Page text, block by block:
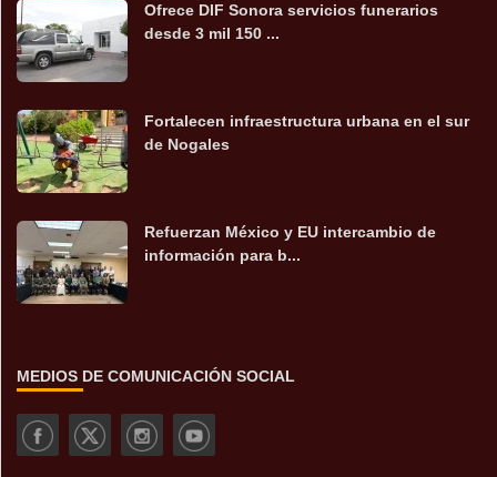
Ofrece DIF Sonora servicios funerarios
desde 3 mil 150 ...
Fortalecen infraestructura urbana en el sur
de Nogales
Refuerzan México y EU intercambio de
información para b...
MEDIOS DE COMUNICACIÓN SOCIAL